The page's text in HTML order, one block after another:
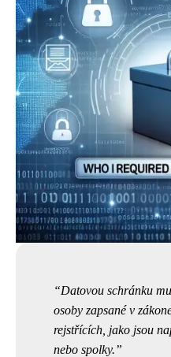
Datovou schránku
osoby zapsané v
rejstřících, jako jsou
nebo spolky.